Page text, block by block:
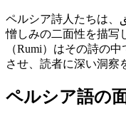
ペルシア詩人たちは、عشقとنفرتの対義語を用いて、愛と
憎しみの二面性を描写
（Rumi）はその詩の
させ、読者に深い洞察
ペルシア語の